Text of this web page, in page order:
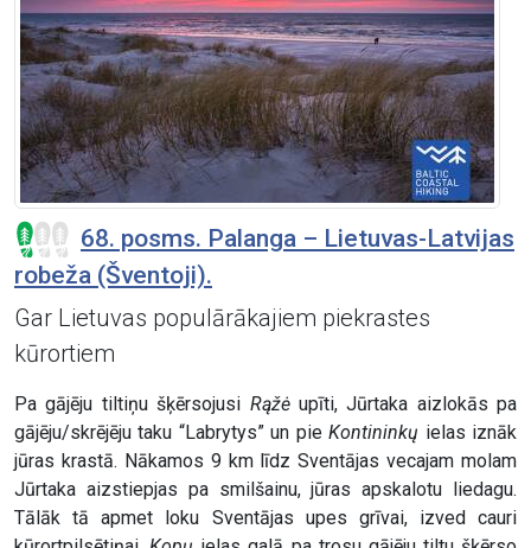
68. posms. Palanga – Lietuvas-Latvijas
robeža (Šventoji).
Gar Lietuvas populārākajiem piekrastes
kūrortiem
Pa gājēju tiltiņu šķērsojusi Rąžėupīti, Jūrtaka aizlokās pa
gājēju/skrējēju taku “Labrytys” un pieKontininkų ielas iznāk
jūras krastā. Nākamos 9 km līdz Sventājas vecajam molam
Jūrtaka aizstiepjas pa smilšainu, jūras apskalotu liedagu.
Tālāk tā apmet loku Sventājas upes grīvai, izved cauri